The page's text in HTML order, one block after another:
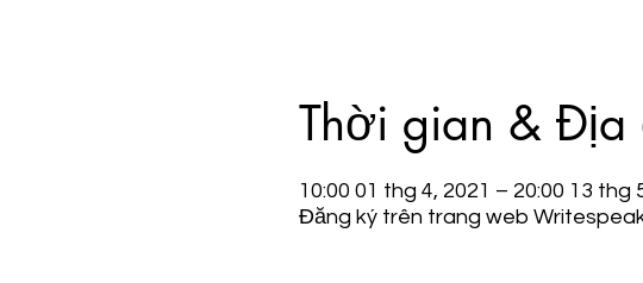
Thời gian & Địa
10:00 01 thg 4, 2021 – 20:00 13 thg
Đăng ký trên trang web